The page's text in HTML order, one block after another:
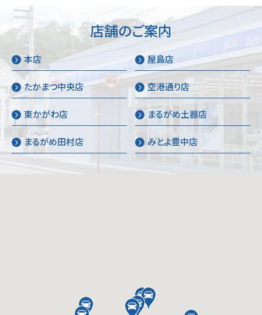
店舗のご案内
本店 屋島店
たかまつ中央店 空港通り店
東かがわ店 まるがめ土器店
まるがめ田村店 みとよ豊中店